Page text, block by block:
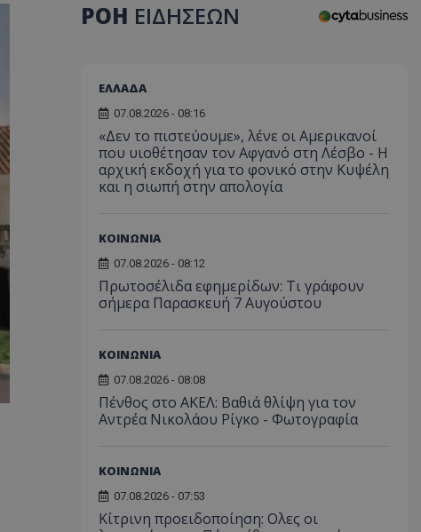
ΡΟΗ ΕΙΔΗΣΕΩΝ
ΕΛΛΑΔΑ
07.08.2026 - 08:16
«Δεν το πιστεύουμε», λένε οι Αμερικανοί
που υιοθέτησαν τον Αφγανό στη Λέσβο - Η
αρχική εκδοχή για το φονικό στην Κυψέλη
και η σιωπή στην απολογία
ΚΟΙΝΩΝΙΑ
07.08.2026 - 08:12
Πρωτοσέλιδα εφημερίδων: Τι γράφουν
σήμερα Παρασκευή 7 Αυγούστου
ΚΟΙΝΩΝΙΑ
07.08.2026 - 08:08
Πένθος στο ΑΚΕΛ: Βαθιά θλίψη για τον
Αντρέα Νικολάου Ρίγκο - Φωτογραφία
ΚΟΙΝΩΝΙΑ
07.08.2026 - 07:53
Κίτρινη προειδοποίηση: Ολες οι